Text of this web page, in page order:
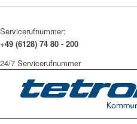
Servicerufnummer:
+49 (6128) 74 80 - 200
24/7 Servicerufnummer